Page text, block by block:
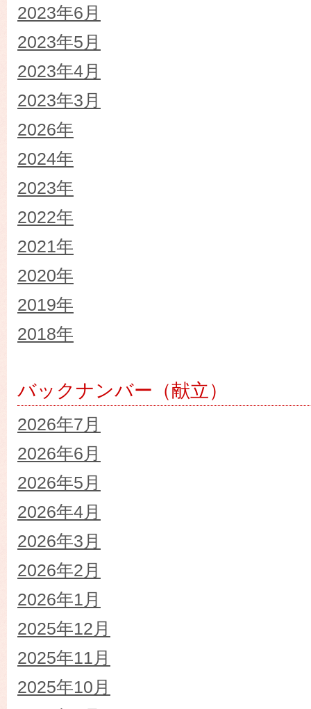
2023年6月
2023年5月
2023年4月
2023年3月
2026年
2024年
2023年
2022年
2021年
2020年
2019年
2018年
バックナンバー（献立）
2026年7月
2026年6月
2026年5月
2026年4月
2026年3月
2026年2月
2026年1月
2025年12月
2025年11月
2025年10月